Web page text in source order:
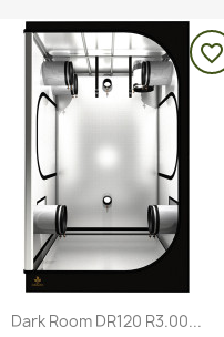
Vista rápida
Dark Room DR120 R3.00...
favorite_border